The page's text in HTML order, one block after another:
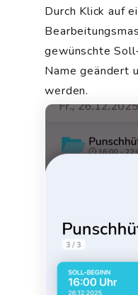
Durch Klick auf
gewünschte
Name geändert
werden.